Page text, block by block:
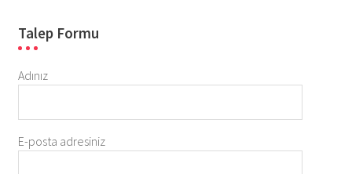
Talep Formu
Adınız
E-posta adresiniz